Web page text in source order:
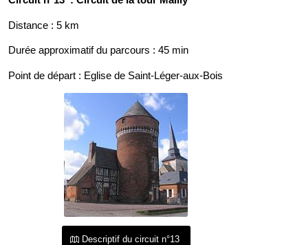
Distance : 5 km
Durée approximatif du parcours : 45 min
Point de départ : Eglise de Saint-Léger-aux-Bois
Descriptif du circuit n°13